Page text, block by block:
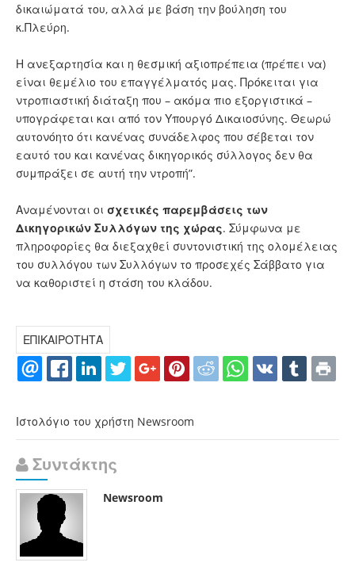
δικαιώματά του, αλλά με βάση την βούληση του
κ.Πλεύρη.
Η ανεξαρτησία και η θεσμική αξιοπρέπεια (πρέπει να)
είναι θεμέλιο του επαγγέλματός μας. Πρόκειται για
ντροπιαστική διάταξη που – ακόμα πιο εξοργιστικά –
υπογράφεται και από τον Υπουργό Δικαιοσύνης. Θεωρώ
αυτονόητο ότι κανένας συνάδελφος που σέβεται τον
εαυτό του και κανένας δικηγορικός σύλλογος δεν θα
συμπράξει σε αυτή την ντροπή”.
Αναμένονται οι σχετικές παρεμβάσεις των
Δικηγορικών Συλλόγων της χώρας. Σύμφωνα με
πληροφορίες θα διεξαχθεί συντονιστική της ολομέλειας
του συλλόγου των Συλλόγων το προσεχές Σάββατο για
να καθοριστεί η στάση του κλάδου.
ΕΠΙΚΑΙΡΟΤΗΤΑ
Ιστολόγιο του χρήστη Newsroom
Συντάκτης
Newsroom